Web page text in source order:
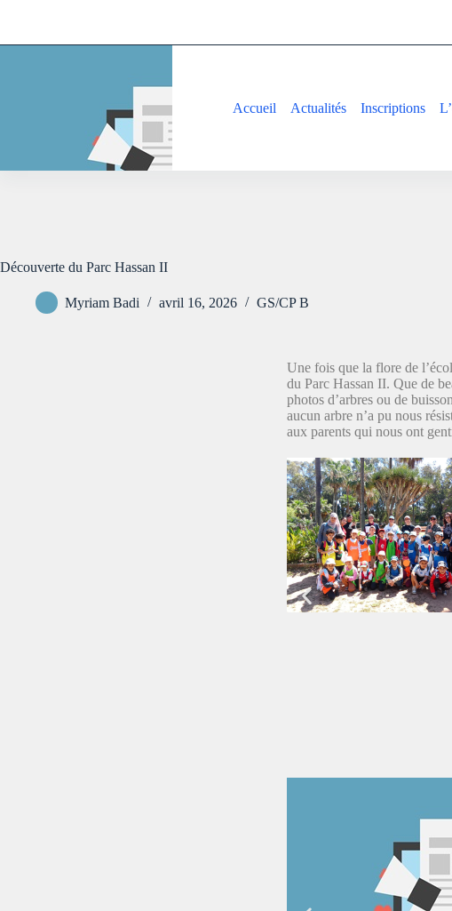
Accueil Actualités Inscriptions
Découverte du Parc Hassan II
Myriam Badi avril 16, 2026 GS/CP B
Une fois que la flore de
du Parc Hassan II. Que de
photos d’arbres ou de
aucun arbre n’a pu nous
aux parents qui nous ont